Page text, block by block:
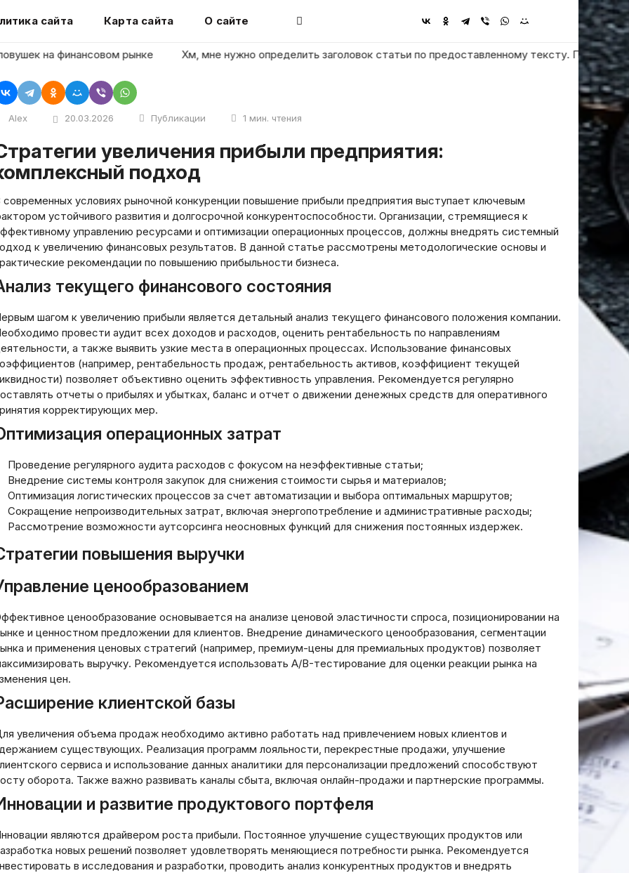
сайта Карта сайта О сайте
на финансовом рынке Хм, мне нужно определить заголовок статьи по предоставленному тексту.
Alex 20.03.2026 Публикации 1 мин. чтения
предприятия:
подход
современных условиях рыночной конкуренции повышение прибыли предприятия выступает ключевым
устойчивого развития и долгосрочной конкурентоспособности. Организации, стремящиеся к
управлению ресурсами и оптимизации операционных процессов, должны внедрять системный
к увеличению финансовых результатов. В данной статье рассмотрены методологические основы и
рекомендации по повышению прибыльности бизнеса.
текущего финансового состояния
шагом к увеличению прибыли является детальный анализ текущего финансового положения компании.
провести аудит всех доходов и расходов, оценить рентабельность по направлениям
а также выявить узкие места в операционных процессах. Использование финансовых
(например, рентабельность продаж, рентабельность активов, коэффициент текущей
позволяет объективно оценить эффективность управления. Рекомендуется регулярно
отчеты о прибылях и убытках, баланс и отчет о движении денежных средств для оперативного
корректирующих мер.
операционных затрат
Проведение регулярного аудита расходов с фокусом на неэффективные статьи;
Внедрение системы контроля закупок для снижения стоимости сырья и материалов;
Оптимизация логистических процессов за счет автоматизации и выбора оптимальных маршрутов;
Сокращение непроизводительных затрат, включая энергопотребление и административные расходы;
Рассмотрение возможности аутсорсинга неосновных функций для снижения постоянных издержек.
повышения выручки
ценообразованием
ценообразование основывается на анализе ценовой эластичности спроса, позиционировании на
и ценностном предложении для клиентов. Внедрение динамического ценообразования, сегментации
и применения ценовых стратегий (например, премиум-цены для премиальных продуктов) позволяет
выручку. Рекомендуется использовать A/B-тестирование для оценки реакции рынка на
цен.
клиентской базы
увеличения объема продаж необходимо активно работать над привлечением новых клиентов и
существующих. Реализация программ лояльности, перекрестные продажи, улучшение
сервиса и использование данных аналитики для персонализации предложений способствуют
оборота. Также важно развивать каналы сбыта, включая онлайн-продажи и партнерские программы.
и развитие продуктового портфеля
являются драйвером роста прибыли. Постоянное улучшение существующих продуктов или
новых решений позволяет удовлетворять меняющиеся потребности рынка. Рекомендуется
в исследования и разработки, проводить анализ конкурентных продуктов и внедрять